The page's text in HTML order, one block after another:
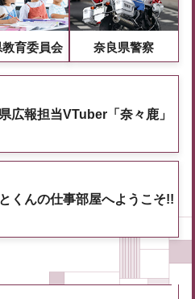
育委員会 奈良県警察
広報担当VTuber「奈々鹿」
くんの仕事部屋へようこそ!!